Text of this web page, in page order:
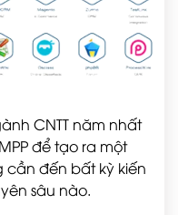
CNTT năm nhất
để tạo ra một
đến bất kỳ kiến
sâu nào.